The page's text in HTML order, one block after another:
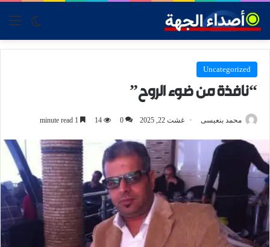
skin
Uncategorized
“نافذة من ضوء الروح”
محمد بنعيسى غشت 22, 2025 0
14